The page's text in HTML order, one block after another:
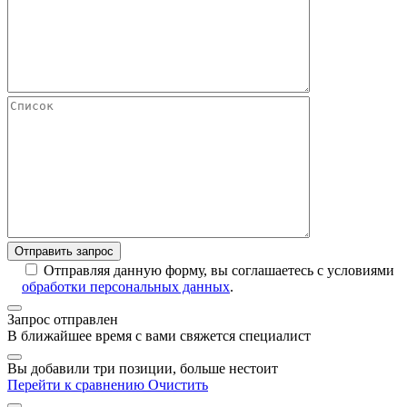
Отправляя данную форму, вы соглашаетесь с условиями
обработки персональных данных.
Запрос отправлен
В ближайшее время с вами свяжется специалист
Вы добавили три позиции, больше нестоит
Перейти к сравнению Очистить